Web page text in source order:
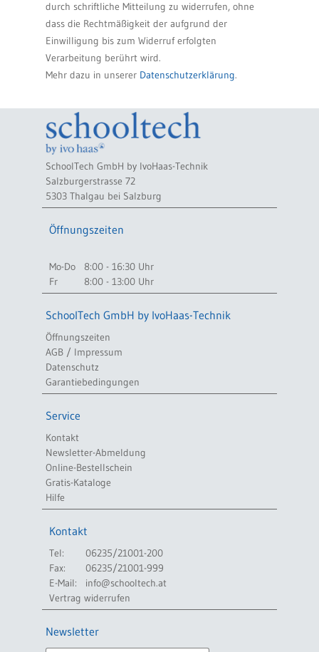
durch schriftliche Mitteilung zu widerrufen, ohne
dass die Rechtmäßigkeit der aufgrund der
Einwilligung bis zum Widerruf erfolgten
Verarbeitung berührt wird.
Mehr dazu in unserer Datenschutzerklärung.
SchoolTech GmbH by IvoHaas-Technik
Salzburgerstrasse 72
5303 Thalgau bei Salzburg
Öffnungszeiten
Mo-Do
8:00 - 16:30 Uhr
Fr
8:00 - 13:00 Uhr
SchoolTech GmbH by IvoHaas-Technik
Öffnungszeiten
AGB / Impressum
Datenschutz
Garantiebedingungen
Service
Kontakt
Newsletter-Abmeldung
Online-Bestellschein
Gratis-Kataloge
Hilfe
Kontakt
Tel:
06235/21001-200
Fax:
06235/21001-999
E-Mail:
info@schooltech.at
Vertrag widerrufen
Newsletter